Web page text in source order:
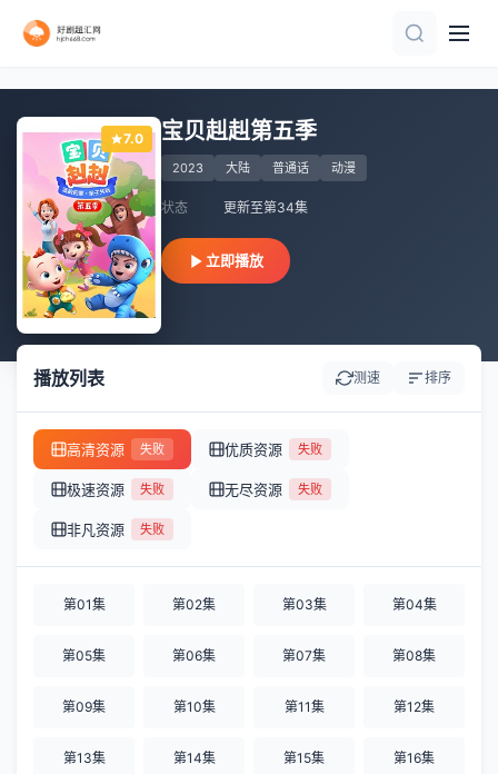
7.0 宝贝赳赳第五季
2023 大陆 普通话 动漫
状态 更新至第34集
立即播放
播放列表 测速 排序
高清资源 失败 优质资源 失败
极速资源 失败 无尽资源 失败
非凡资源 失败
第01集 第02集 第03集 第04集
第05集 第06集 第07集 第08集
第09集 第10集 第11集 第12集
第13集 第14集 第15集 第16集
第27集完结
更新至第7集
第14集
第3集
TC中字
连载中 连载到3集
已完结
已完结
第36集
第10集